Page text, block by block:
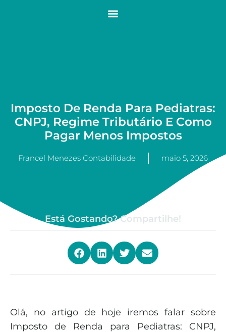
Imposto De Renda Para Pediatras:
CNPJ, Regime Tributário E Como
Pagar Menos Impostos
Francel Menezes Contabilidade maio 5, 2026
Está Gostando? Compartilhe!
Olá, no artigo de hoje iremos falar sobre
Imposto de Renda para Pediatras: CNPJ,